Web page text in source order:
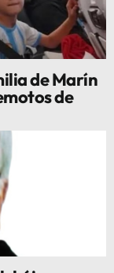
de Marín
de